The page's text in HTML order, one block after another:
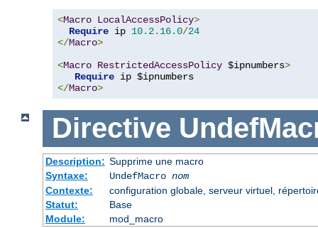
<Macro LocalAccessPolicy>
Require ip 10.2. 16.0/24
</Macro>
<Macro RestrictedAccessPolicy $ipnumbers>
Require
</Macro>
Directive
Description: Supprime une macro
Syntaxe:
UndefMacro nom
Contexte:
configuration globale, serveur virtuel,
Statut:
Base
Module:
mod_macro